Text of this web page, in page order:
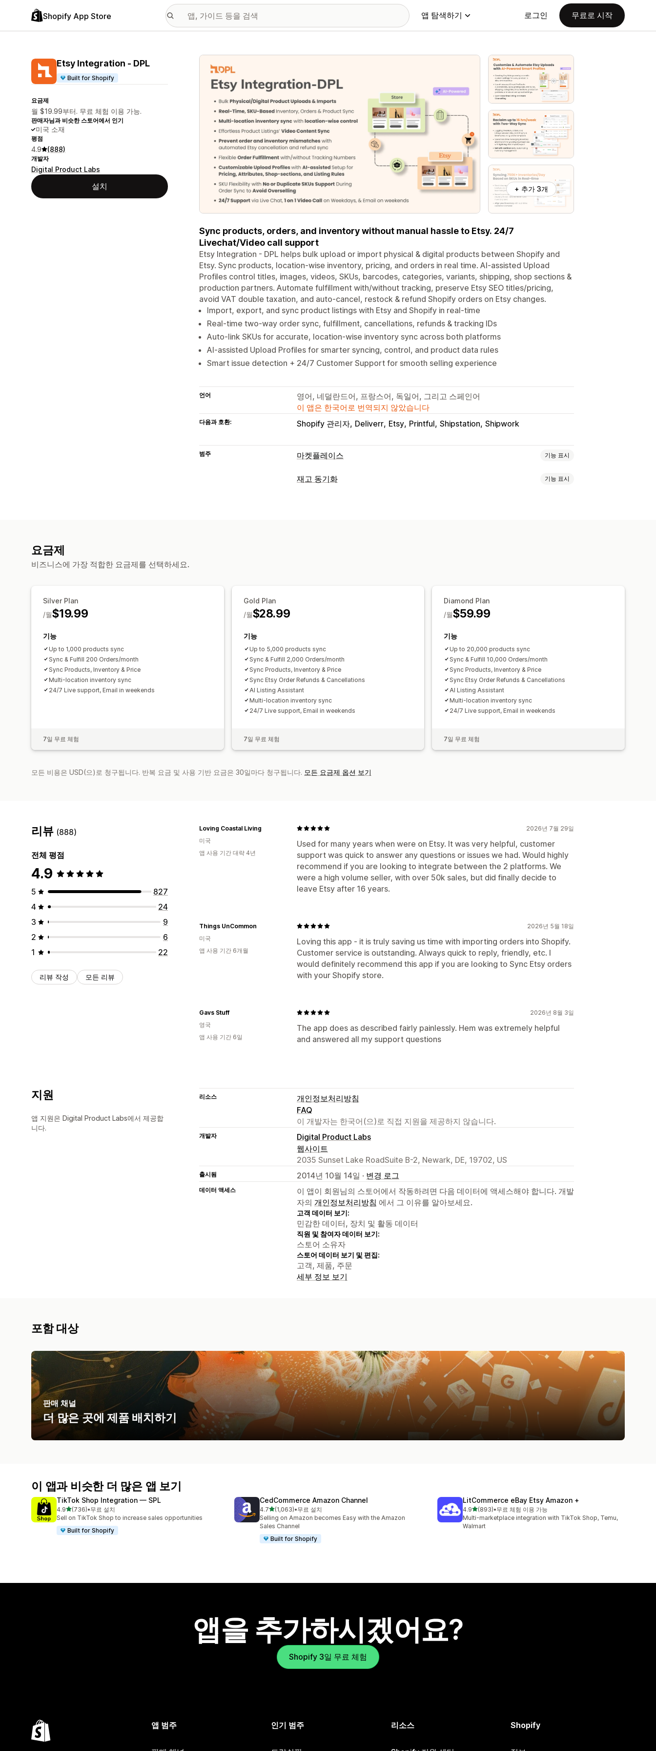
Shopify App Store 앱 탐색하기 로그인 무료로 시작
Etsy Integration ‑ DPL
Built for Shopify
요금제
월 $19.99부터. 무료 체험 이용 가능.
판매자님과 비슷한 스토어에서 인기
미국 소재
평점
4.9 (888)
개발자
Digital Product Labs
설치
추천 이미지 갤러리
+ 추가 3개
Sync products, orders, and inventory without manual hassle to Etsy. 24/7
Livechat/Video call support
Etsy Integration - DPL helps bulk upload or import physical & digital products between Shopify and
Etsy. Sync products, location-wise inventory, pricing, and orders in real time. AI-assisted Upload
Profiles control titles, images, videos, SKUs, barcodes, categories, variants, shipping, shop sections &
production partners. Automate fulfillment with/without tracking, preserve Etsy SEO titles/pricing,
avoid VAT double taxation, and auto-cancel, restock & refund Shopify orders on Etsy changes.
Import, export, and sync product listings with Etsy and Shopify in real-time
Real-time two-way order sync, fulfillment, cancellations, refunds & tracking IDs
Auto-link SKUs for accurate, location-wise inventory sync across both platforms
AI-assisted Upload Profiles for smarter syncing, control, and product data rules
Smart issue detection + 24/7 Customer Support for smooth selling experience
언어
영어, 네덜란드어, 프랑스어, 독일어, 그리고 스페인어
이 앱은 한국어로 번역되지 않았습니다
다음과 호환: Shopify 관리자 Deliverr Etsy Printful Shipstation Shipwork
범주 마켓플레이스 기능 표시
목록 관리
재고 동기화 기능 표시
요금제
비즈니스에 가장 적합한 요금제를 선택하세요.
Silver Plan
$19.99
/월
기능
Up to 1,000 products sync
Sync & Fulfill 200 Orders/month
Sync Products, Inventory & Price
Multi-location inventory sync
24/7 Live support, Email in weekends
7일 무료 체험
Gold Plan
$28.99
/월
기능
Up to 5,000 products sync
Sync & Fulfill 2,000 Orders/month
Sync Products, Inventory & Price
Sync Etsy Order Refunds & Cancellations
AI Listing Assistant
Multi-location inventory sync
24/7 Live support, Email in weekends
7일 무료 체험
Diamond Plan
$59.99
/월
기능
Up to 20,000 products sync
Sync & Fulfill 10,000 Orders/month
Sync Products, Inventory & Price
Sync Etsy Order Refunds & Cancellations
AI Listing Assistant
Multi-location inventory sync
24/7 Live support, Email in weekends
7일 무료 체험
모든 비용은 USD(으)로 청구됩니다. 반복 요금 및 사용 기반 요금은 30일마다 청구됩니다. 모든 요금제 옵션 보기
리뷰 (888)
전체 평점
4.9
5
827
4
24
3
9
2
6
1
22
리뷰 작성 모든 리뷰
2026년 7월 29일
Used for many years when were on Etsy. It was very helpful, customer
support was quick to answer any questions or issues we had. Would highly
recommend if you are looking to integrate between the 2 platforms. We
were a high volume seller, with over 50k sales, but did finally decide to
leave Etsy after 16 years.
Loving Coastal Living
미국
앱 사용 기간 대략 4년
2026년 5월 18일
Loving this app - it is truly saving us time with importing orders into Shopify.
Customer service is outstanding. Always quick to reply, friendly, etc. I
would definitely recommend this app if you are looking to Sync Etsy orders
with your Shopify store.
Things UnCommon
미국
앱 사용 기간 6개월
2026년 8월 3일
The app does as described fairly painlessly. Hem was extremely helpful
and answered all my support questions
Gavs Stuff
영국
앱 사용 기간 6일
지원
앱 지원은 Digital Product Labs에서 제공합
니다.
리소스
개인정보처리방침
FAQ
이 개발자는 한국어(으)로 직접 지원을 제공하지 않습니다.
개발자
Digital Product Labs
웹사이트
2035 Sunset Lake RoadSuite B-2, Newark, DE, 19702, US
출시됨 2014년 10월 14일 · 변경 로그
데이터 액세스
이 앱이 회원님의 스토어에서 작동하려면 다음 데이터에 액세스해야 합니다. 개발
자의 개인정보처리방침 에서 그 이유를 알아보세요.
고객 데이터 보기:
민감한 데이터, 장치 및 활동 데이터
직원 및 참여자 데이터 보기:
스토어 소유자
스토어 데이터 보기 및 편집:
고객, 제품, 주문
세부 정보 보기
포함 대상
판매 채널
더 많은 곳에 제품 배치하기
이 앱과 비슷한 더 많은 앱 보기
TikTok Shop Integration — SPL
4.9별 5개 중
(736)
총 리뷰 736개
•무료 설치
Sell on TikTok Shop to increase sales opportunities
Built for Shopify
CedCommerce Amazon Channel
4.7별 5개 중
(1,063)
총 리뷰 1063개
•무료 설치
Selling on Amazon becomes Easy with the Amazon
Sales Channel
Built for Shopify
LitCommerce eBay Etsy Amazon +
4.9별 5개 중
(893)
총 리뷰 893개
•무료 체험 이용 가능
Multi-marketplace integration with TikTok Shop, Temu,
Walmart
앱을 추가하시겠어요?
Shopify 3일 무료 체험
앱 범주 인기 범주 리소스 Shopify